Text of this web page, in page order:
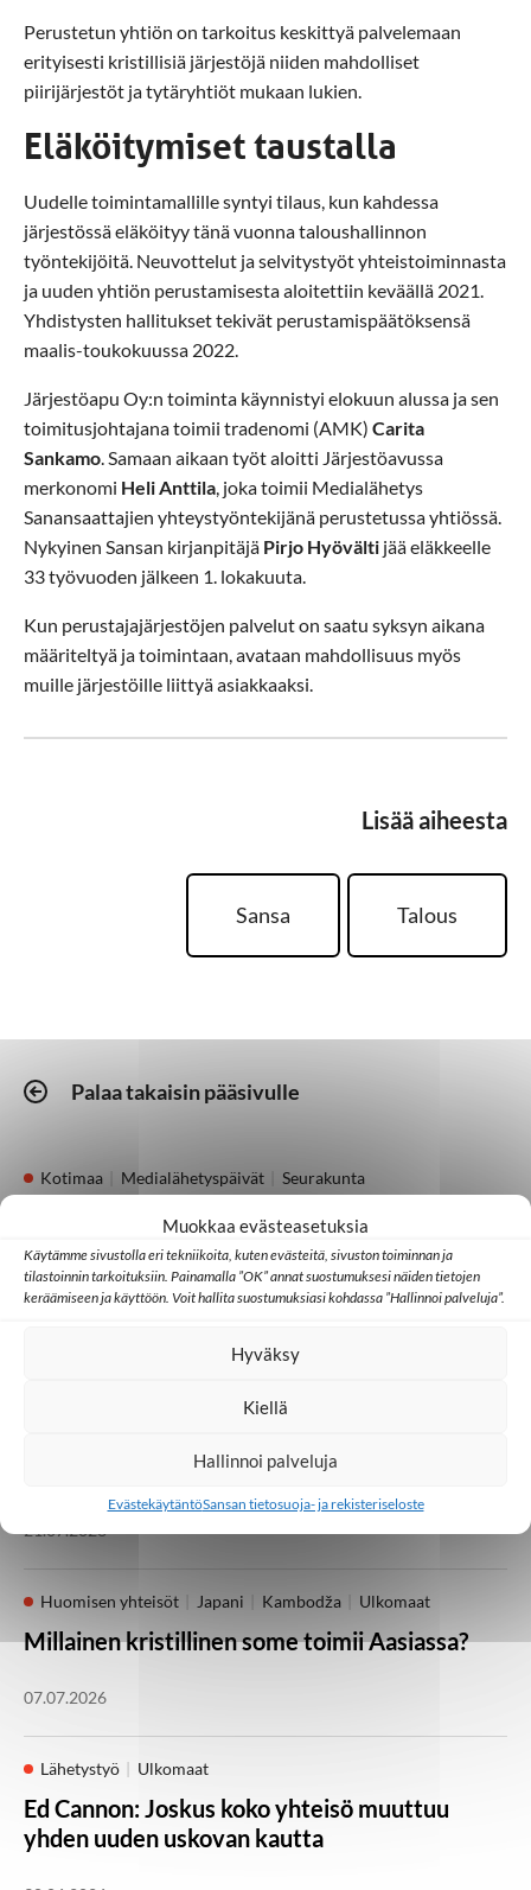
Muokkaa evästeasetuksia
Käytämme sivustolla eri tekniikoita, kuten evästeitä, sivuston toiminnan ja
tilastoinnin tarkoituksiin. Painamalla ”OK” annat suostumuksesi näiden tietojen
keräämiseen ja käyttöön. Voit hallita suostumuksiasi kohdassa ”Hallinnoi palveluja”.
Hyväksy
Kiellä
Hallinnoi palveluja
EvästekäytäntöSansan tietosuoja- ja rekisteriseloste
Perustetun yhtiön on tarkoitus keskittyä palvelemaan
erityisesti kristillisiä järjestöjä niiden mahdolliset
piirijärjestöt ja tytäryhtiöt mukaan lukien.
Eläköitymiset taustalla
Uudelle toimintamallille syntyi tilaus, kun kahdessa
järjestössä eläköityy tänä vuonna taloushallinnon
työntekijöitä. Neuvottelut ja selvitystyöt yhteistoiminnasta
ja uuden yhtiön perustamisesta aloitettiin keväällä 2021.
Yhdistysten hallitukset tekivät perustamispäätöksensä
maalis-toukokuussa 2022.
Järjestöapu Oy:n toiminta käynnistyi elokuun alussa ja sen
toimitusjohtajana toimii tradenomi (AMK) Carita
Sankamo. Samaan aikaan työt aloitti Järjestöavussa
merkonomi Heli Anttila, joka toimii Medialähetys
Sanansaattajien yhteystyöntekijänä perustetussa yhtiössä.
Nykyinen Sansan kirjanpitäjä Pirjo Hyövälti jää eläkkeelle
33 työvuoden jälkeen 1. lokakuuta.
Kun perustajajärjestöjen palvelut on saatu syksyn aikana
määriteltyä ja toimintaan, avataan mahdollisuus myös
muille järjestöille liittyä asiakkaaksi.
Lisää aiheesta
Sansa Talous
Palaa takaisin pääsivulle
Kotimaa Medialähetyspäivät Seurakunta
Vielä on kesäjuhlia
jäljellä! Medialähetyspäivät Lempäälässä 21.–
23. elokuuta
Seurakunta
21.07.2026
Huomisen yhteisöt Japani Kambodža Ulkomaat
Millainen kristillinen some toimii Aasiassa?
07.07.2026
Lähetystyö Ulkomaat
Ed Cannon: Joskus koko yhteisö muuttuu
yhden uuden uskovan kautta